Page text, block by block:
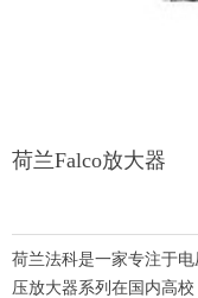
荷兰法科是一家专注于
压放大器系列在国内高校
荷兰Falco放大器